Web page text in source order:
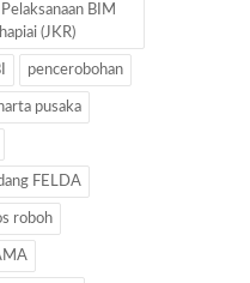
BIM
(JKR)
pencerobohan
harta pusaka
FELDA
roboh